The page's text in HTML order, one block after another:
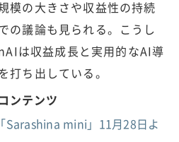
模の大きさや収益性の持続
の議論も見られる。こうし
は収益成長と実用的なAI導
打ち出している。
ンテンツ
Sarashina mini」11月28日よ